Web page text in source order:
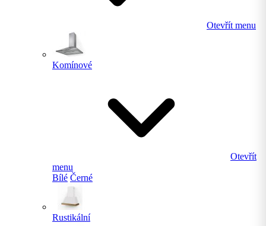
Otevřít menu
Komínové
Otevřít
menu
Bílé Černé
Rustikální